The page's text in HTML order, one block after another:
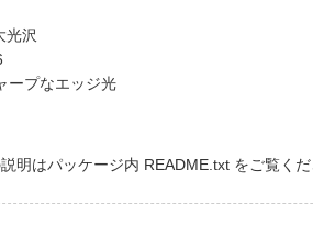
光沢
ープなエッジ光
明はパッケージ内 README.txt をご覧くだ